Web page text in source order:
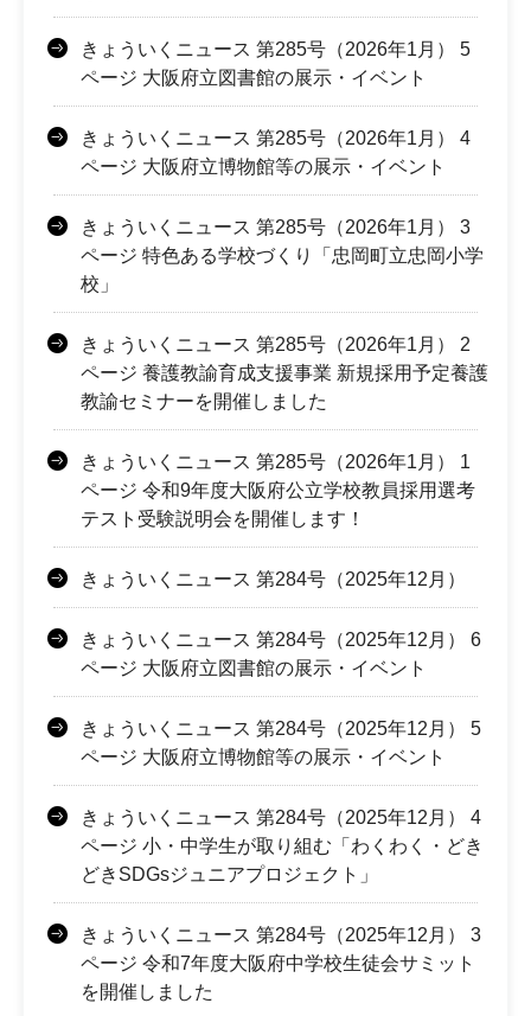
きょういくニュース 第285号（2026年1月） 5
ページ 大阪府立図書館の展示・イベント
きょういくニュース 第285号（2026年1月） 4
ページ 大阪府立博物館等の展示・イベント
きょういくニュース 第285号（2026年1月） 3
ページ 特色ある学校づくり「忠岡町立忠岡小学
校」
きょういくニュース 第285号（2026年1月） 2
ページ 養護教諭育成支援事業 新規採用予定養護
教諭セミナーを開催しました
きょういくニュース 第285号（2026年1月） 1
ページ 令和9年度大阪府公立学校教員採用選考
テスト受験説明会を開催します！
きょういくニュース 第284号（2025年12月）
きょういくニュース 第284号（2025年12月） 6
ページ 大阪府立図書館の展示・イベント
きょういくニュース 第284号（2025年12月） 5
ページ 大阪府立博物館等の展示・イベント
きょういくニュース 第284号（2025年12月） 4
ページ 小・中学生が取り組む「わくわく・どき
どきSDGsジュニアプロジェクト」
きょういくニュース 第284号（2025年12月） 3
ページ 令和7年度大阪府中学校生徒会サミット
を開催しました